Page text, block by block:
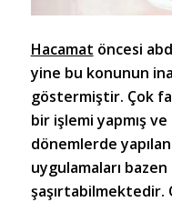
Hacamat öncesi
yine bu konunun
göstermiştir. Çok
bir işlemi yapmış
dönemlerde
uygulamaları bazen
şaşırtabilmektedir.